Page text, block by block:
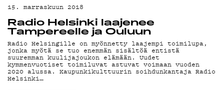
G LIVELAB
YSTÄVÄKLUBI
TIETOSUOJA
15. marraskuun 2018
Radio Helsinki laajenee
Tampereelle ja Ouluun
Radio Helsingille on myönnetty laajempi toimilupa,
jonka myötä se tuo enemmän sisältöä entistä
suuremman kuulijajoukon elämään. Uudet
kymmenvuotiset toimiluvat astuvat voimaan vuoden
2020 alussa. Kaupunkikulttuurin soihdunkantaja Radio
Helsinki…